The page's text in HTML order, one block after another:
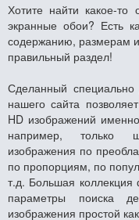
Хотите найти какое-
экранные обои? Есть
содержанию, размерам
правильный раздел!
Сделанный
нашего сайта
HD изображений
например, только
изображения по
по пропорциям, по
т.д. Большая коллекция
параметры поиска
изображения простой